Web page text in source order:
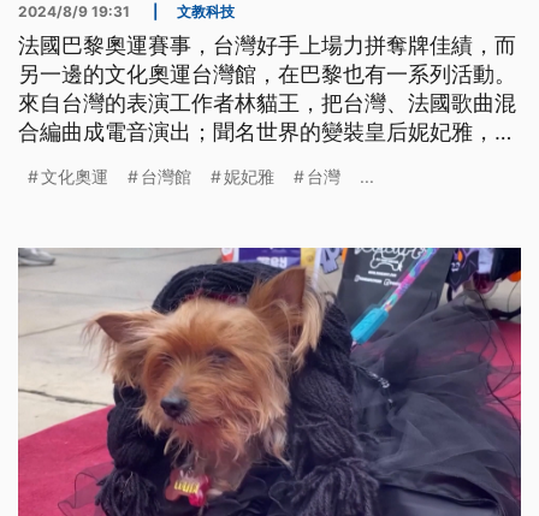
2024/8/9 19:31 文教科技
法國巴黎奧運賽事，台灣好手上場力拼奪牌佳績，而
另一邊的文化奧運台灣館，在巴黎也有一系列活動。
來自台灣的表演工作者林貓王，把台灣、法國歌曲混
合編曲成電音演出；聞名世界的變裝皇后妮妃雅，也
灣。
文化奧運 台灣館 妮妃雅 台灣 ...